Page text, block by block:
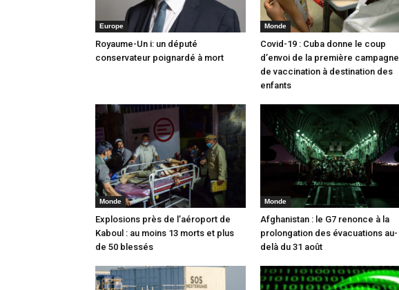
Europe
Royaume-Un i: un député
conservateur poignardé à mort
Monde
Covid-19 : Cuba donne le coup
d’envoi de la première campagne
de vaccination à destination des
enfants
Monde
Explosions près de l’aéroport de
Kaboul : au moins 13 morts et plus
de 50 blessés
Monde
Afghanistan : le G7 renonce à la
prolongation des évacuations au-
delà du 31 août